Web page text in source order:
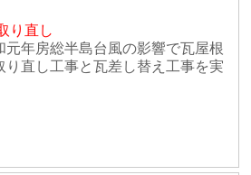
り直し
元年房総半島台風の影響で瓦屋根
り直し工事と瓦差し替え工事を実